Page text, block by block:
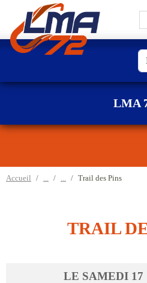
LMA
Accueil Trail des Pins
TRAIL
LE SAMEDI 17
Panneau de gestion des cookies